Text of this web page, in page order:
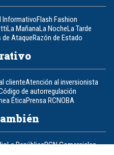
InformativoFlash Fashion
La MañanaLa NocheLa Tarde
de AtaqueRazón de Estado
clienteAtención al inversionista
de autorregulación
ÉticaPrensa RCNOBA
La RepúblicaRCN Comerciales